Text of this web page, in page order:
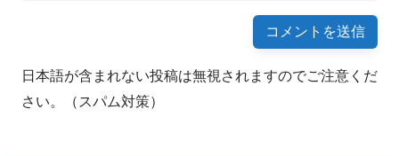
日本語が含まれない投稿は無視されますのでご注意くだ
さい。（スパム対策）